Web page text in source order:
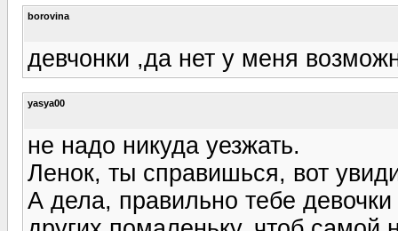
borovina
девчонки ,да нет у меня
yasya00
не надо никуда уезжать.
Ленок, ты справишься, вот
А дела, правильно тебе